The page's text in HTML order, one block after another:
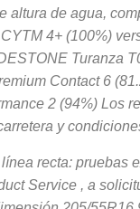
altura de agua,
4+ (100%)
Turanza
Contact 6
2 (94%) Los
y
recta: pruebas
Service , a